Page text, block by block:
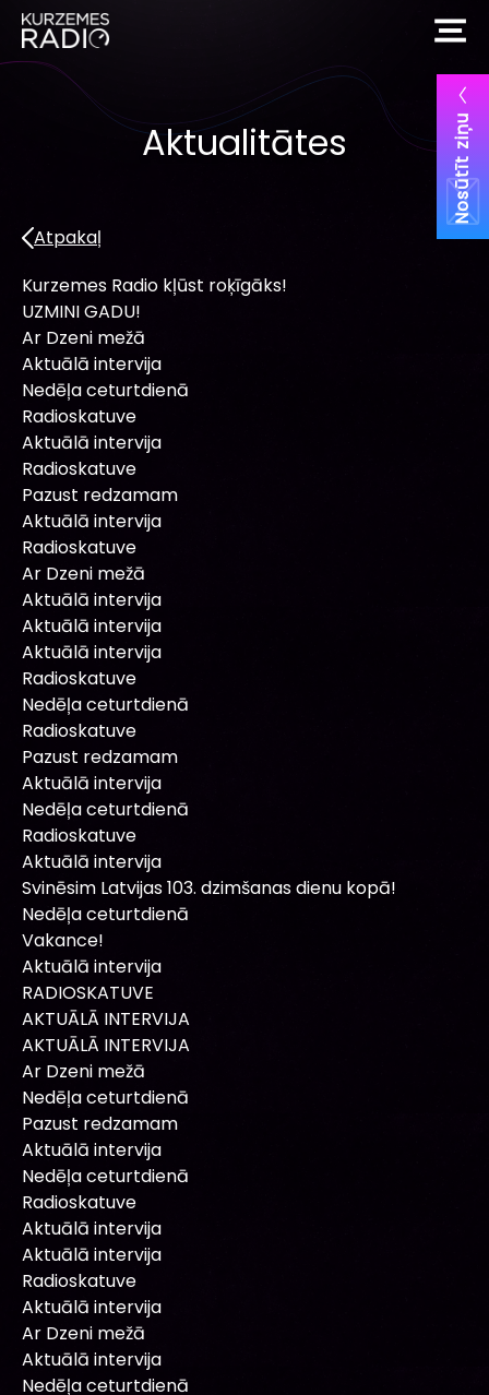
Nosūtīt ziņu
Aktualitātes
Atpakaļ
Kurzemes Radio kļūst roķīgāks!
UZMINI GADU!
Ar Dzeni mežā
Aktuālā intervija
Nedēļa ceturtdienā
Radioskatuve
Aktuālā intervija
Radioskatuve
Pazust redzamam
Aktuālā intervija
Radioskatuve
Ar Dzeni mežā
Aktuālā intervija
Aktuālā intervija
Aktuālā intervija
Radioskatuve
Nedēļa ceturtdienā
Radioskatuve
Pazust redzamam
Aktuālā intervija
Nedēļa ceturtdienā
Radioskatuve
Aktuālā intervija
Svinēsim Latvijas 103. dzimšanas dienu kopā!
Nedēļa ceturtdienā
Vakance!
Aktuālā intervija
RADIOSKATUVE
AKTUĀLĀ INTERVIJA
AKTUĀLĀ INTERVIJA
Ar Dzeni mežā
Nedēļa ceturtdienā
Pazust redzamam
Aktuālā intervija
Nedēļa ceturtdienā
Radioskatuve
Aktuālā intervija
Aktuālā intervija
Radioskatuve
Aktuālā intervija
Ar Dzeni mežā
Aktuālā intervija
Nedēļa ceturtdienā